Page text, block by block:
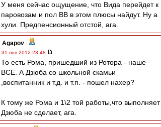
У меня сейчас ощущение, что Вида перейдет к
паровозам и пол ВВ в этом плюсы найдут. Ну а
хули. Предпенсионный отстой, ага.
Agapov -
31 янв 2012 23:48
То есть Рома, пришедший из Ротора - наше
ВСЕ. А Дзюба со школьной скамьи
,воспитанник и т.д. и т.п. - пошел нахер?
К тому же Рома и 1\2 той работы,что выполняет
Дзюба не сделает, ага.